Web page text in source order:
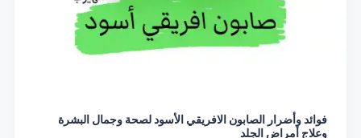
فوائد وأضرار الصابون الافريقي الأسود لصحة وجمال البشرة
وعلاج أمراض الجلد